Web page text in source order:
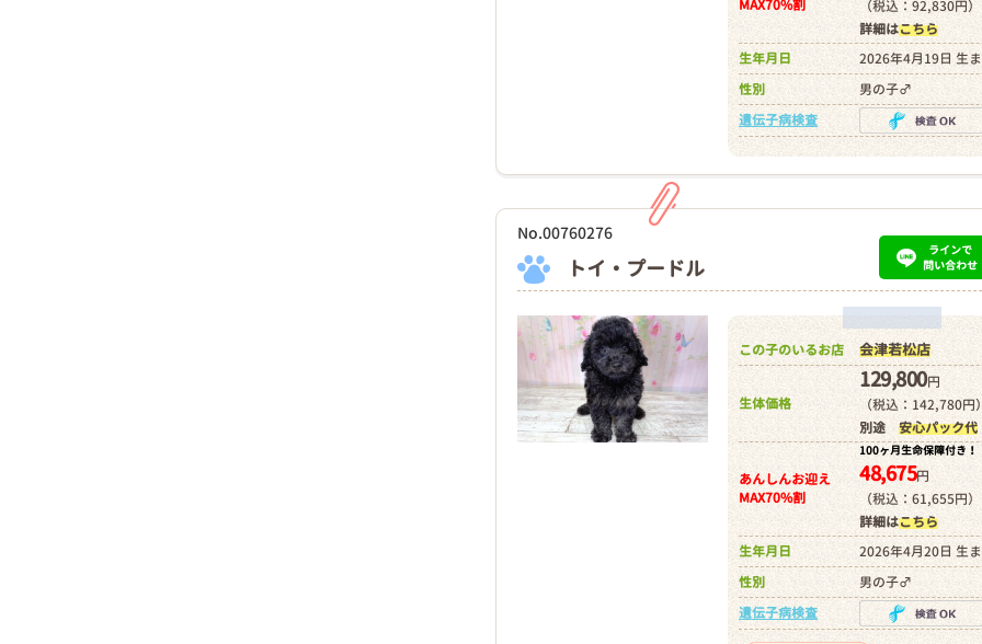
MAX70%割
（税込：92,830円）
詳細はこちら
生年月日
2026年4月19日 生
性別
男の子♂
遺伝子病検査
No.00760276
トイ・プードル
ラインで
問い合わせ
この子のいるお店 会津若松店
生体価格
129,800円
（税込：142,780円
別途 安心パック代
あんしんお迎え
MAX70%割
100ヶ月生命保障付き！
48,675円
（税込：61,655円）
詳細はこちら
生年月日
2026年4月20日 生
性別
男の子♂
遺伝子病検査